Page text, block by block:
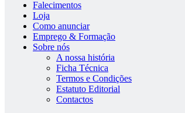
Falecimentos
Loja
Como anunciar
Emprego & Formação
Sobre nós
A nossa história
Ficha Técnica
Termos e Condições
Estatuto Editorial
Contactos